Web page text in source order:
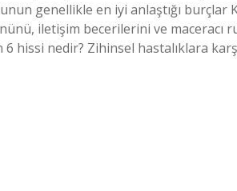
genellikle en iyi anlaştığı burçlar
iletişim becerilerini ve maceracı
hissi nedir? Zihinsel hastalıklara